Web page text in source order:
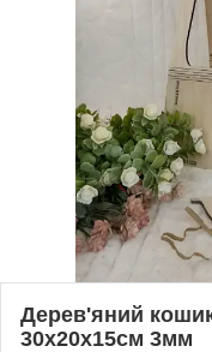
Дерев'яний кошик
30х20х15см 3мм